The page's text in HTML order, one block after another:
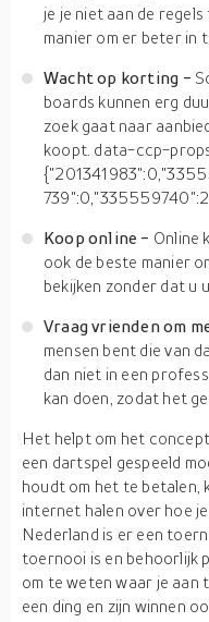
je je niet aan de
manier om er beter in
Wacht op korting -
boards kunnen erg
zoek gaat naar
koopt. data-ccp-
Koop online - Online
ook de beste manier
bekijken zonder dat u
Vraag vrienden om
mensen bent die van
dan niet in een
kan doen, zodat het
Het helpt om het
een dartspel gespeeld
houdt om het te betalen,
internet halen over hoe
Nederland is er een
toernooi is en behoorlijk
om te weten waar je
een ding en zijn winnen